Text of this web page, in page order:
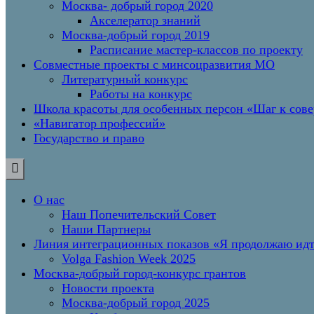
Москва- добрый город 2020
Акселератор знаний
Москва-добрый город 2019
Расписание мастер-классов по проекту
Совместные проекты с минсоцразвития МО
Литературный конкурс
Работы на конкурс
Школа красоты для особенных персон «Шаг к
«Навигатор профессий»
Государство и право
О нас
Наш Попечительский Совет
Наши Партнеры
Линия интеграционных показов «Я продолжаю
Volga Fashion Week 2025
Москва-добрый город-конкурс грантов
Новости проекта
Москва-добрый город 2025